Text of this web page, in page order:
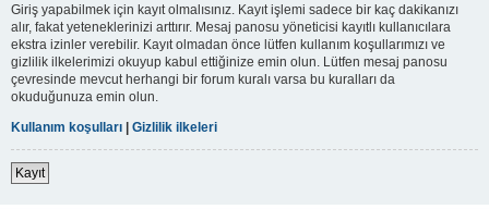
Giriş yapabilmek için kayıt olmalısınız. Kayıt işlemi sadece bir kaç dakikanızı
alır, fakat yeteneklerinizi arttırır. Mesaj panosu yöneticisi kayıtlı kullanıcılara
ekstra izinler verebilir. Kayıt olmadan önce lütfen kullanım koşullarımızı ve
gizlilik ilkelerimizi okuyup kabul ettiğinize emin olun. Lütfen mesaj panosu
çevresinde mevcut herhangi bir forum kuralı varsa bu kuralları da
okuduğunuza emin olun.
Kullanım koşulları | Gizlilik ilkeleri
Kayıt